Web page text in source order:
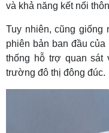
và khả năng kết nối
Tuy nhiên, cũng giống
phiên bản ban đầu
thống hỗ trợ quan sát
trường đô thị đông đúc.